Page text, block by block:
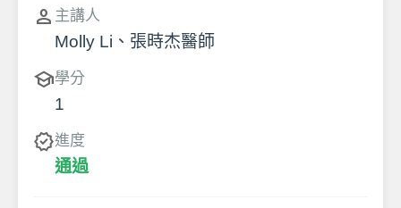
person 主講人
Molly Li、張時杰醫師
school學分
1
verified進度
通過